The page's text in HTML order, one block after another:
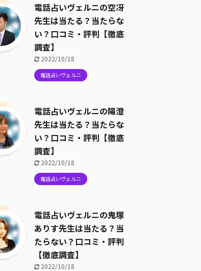
電話占いヴェルニの空冴
先生は当たる？当たらな
い？口コミ・評判【徹底
調査】
2022/10/18
電話占いヴェルニ
電話占いヴェルニの陽澄
先生は当たる？当たらな
い？口コミ・評判【徹底
調査】
2022/10/18
電話占いヴェルニ
電話占いヴェルニの鬼塚
ありす先生は当たる？当
たらない？口コミ・評判
【徹底調査】
2022/10/18